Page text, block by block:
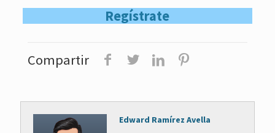
Regístrate
Compartir
Edward Ramírez Avella